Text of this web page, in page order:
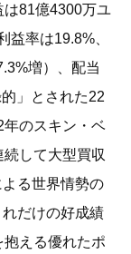
は81億4300万ユ
益率は19.8%、
増）、配当
」とされた22
のスキン・ベ
して大型買収
る世界情勢の
だけの好成績
える優れたポ